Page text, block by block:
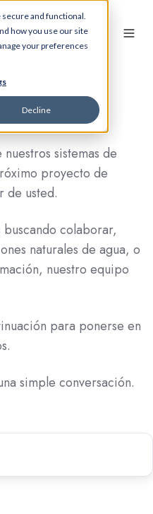
and functional.
how you use our site
your preferences
Decline
sistemas de
proyecto de
de usted.
buscando colaborar,
naturales de agua, o
nuestro equipo
para ponerse en
simple conversación.